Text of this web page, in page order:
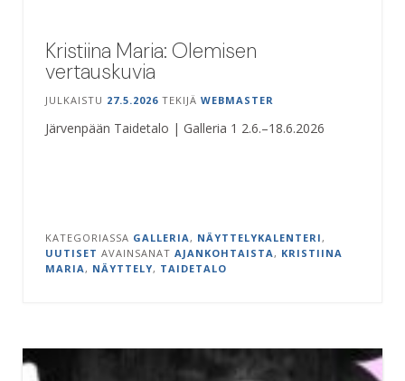
Kristiina Maria: Olemisen
vertauskuvia
JULKAISTU 27.5.2026 TEKIJÄ WEBMASTER
Järvenpään Taidetalo | Galleria 1 2.6.–18.6.2026
KATEGORIASSA GALLERIA , NÄYTTELYKALENTERI ,
UUTISET AVAINSANAT AJANKOHTAISTA , KRISTIINA
MARIA , NÄYTTELY, TAIDETALO